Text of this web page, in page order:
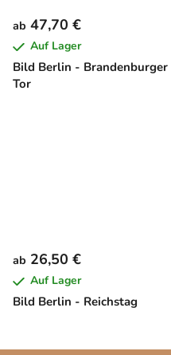
Bild Berlin - Brandenburger
Tor
ab 47,70 €
Auf Lager
Bild Berlin - Reichstag
ab 26,50 €
Auf Lager